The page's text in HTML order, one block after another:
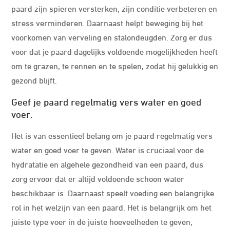
paard zijn spieren versterken, zijn conditie verbeteren en
stress verminderen. Daarnaast helpt beweging bij het
voorkomen van verveling en stalondeugden. Zorg er dus
voor dat je paard dagelijks voldoende mogelijkheden heeft
om te grazen, te rennen en te spelen, zodat hij gelukkig en
gezond blijft.
Geef je paard regelmatig vers water en goed
voer.
Het is van essentieel belang om je paard regelmatig vers
water en goed voer te geven. Water is cruciaal voor de
hydratatie en algehele gezondheid van een paard, dus
zorg ervoor dat er altijd voldoende schoon water
beschikbaar is. Daarnaast speelt voeding een belangrijke
rol in het welzijn van een paard. Het is belangrijk om het
juiste type voer in de juiste hoeveelheden te geven,